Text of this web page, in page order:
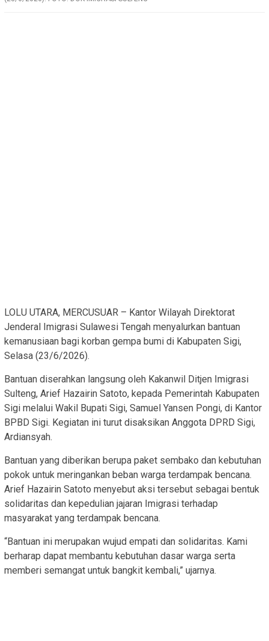
LOLU UTARA, MERCUSUAR – Kantor Wilayah Direktorat
Jenderal Imigrasi Sulawesi Tengah menyalurkan bantuan
kemanusiaan bagi korban gempa bumi di Kabupaten Sigi,
Selasa (23/6/2026).
Bantuan diserahkan langsung oleh Kakanwil Ditjen Imigrasi
Sulteng, Arief Hazairin Satoto, kepada Pemerintah Kabupaten
Sigi melalui Wakil Bupati Sigi, Samuel Yansen Pongi, di Kantor
BPBD Sigi. Kegiatan ini turut disaksikan Anggota DPRD Sigi,
Ardiansyah.
Bantuan yang diberikan berupa paket sembako dan kebutuhan
pokok untuk meringankan beban warga terdampak bencana.
Arief Hazairin Satoto menyebut aksi tersebut sebagai bentuk
solidaritas dan kepedulian jajaran Imigrasi terhadap
masyarakat yang terdampak bencana.
“Bantuan ini merupakan wujud empati dan solidaritas. Kami
berharap dapat membantu kebutuhan dasar warga serta
memberi semangat untuk bangkit kembali,” ujarnya.